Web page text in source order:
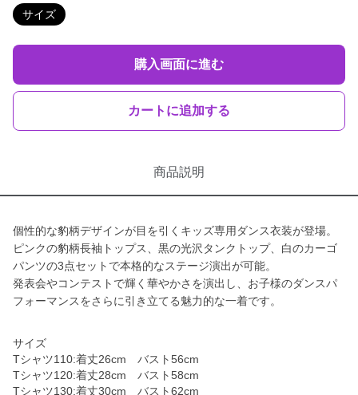
サイズ
購入画面に進む
カートに追加する
商品説明
個性的な豹柄デザインが目を引くキッズ専用ダンス衣装が登場。
ピンクの豹柄長袖トップス、黒の光沢タンクトップ、白のカーゴ
パンツの3点セットで本格的なステージ演出が可能。
発表会やコンテストで輝く華やかさを演出し、お子様のダンスパ
フォーマンスをさらに引き立てる魅力的な一着です。
サイズ
Tシャツ110:着丈26cm バスト56cm
Tシャツ120:着丈28cm バスト58cm
Tシャツ130:着丈30cm バスト62cm